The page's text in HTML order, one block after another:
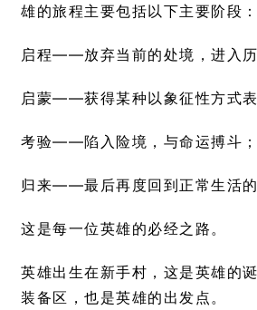
雄的旅程主要包括以下主要阶段：
启程——放弃当前的处境，进入历
启蒙——获得某种以象征性方式表
考验——陷入险境，与命运搏斗；
归来——最后再度回到正常生活的
这是每一位英雄的必经之路。
英雄出生在新手村，这是英雄的
装备区，也是英雄的出发点。